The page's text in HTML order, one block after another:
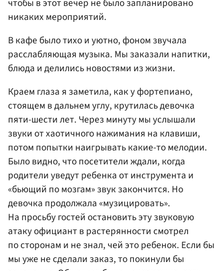
чтобы в этот вечер не было запланировано
никаких мероприятий.
В кафе было тихо и уютно, фоном звучала
расслабляющая музыка. Мы заказали напитки,
блюда и делились новостями из жизни.
Краем глаза я заметила, как у фортепиано,
стоящем в дальнем углу, крутилась девочка
пяти-шести лет. Через минуту мы услышали
звуки от хаотичного нажимания на клавиши,
потом попытки наигрывать какие-то мелодии.
Было видно, что посетители ждали, когда
родители уведут ребенка от инструмента и
«бьющий по мозгам» звук закончится. Но
девочка продолжала «музицировать».
На просьбу гостей остановить эту звуковую
атаку официант в растерянности смотрел
по сторонам и не знал, чей это ребенок. Если бы
мы уже не сделали заказ, то покинули бы